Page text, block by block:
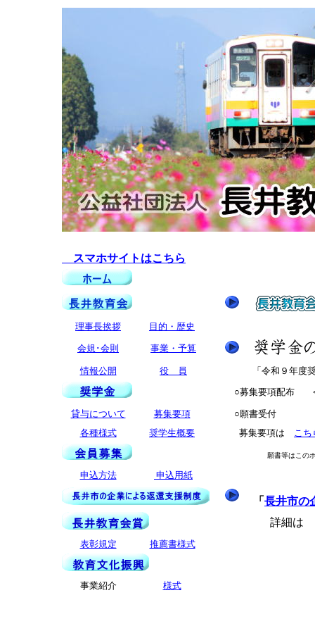
スマホサイトはこちら
理事長挨拶 目的・歴史
会規･会則 事業・予算
情報公開 役 員
「令和９年度奨学
○募集要項配布 令
貸与について 募集要項
○願書受付 令和
各種様式
奨学生概要 募集要項は こち
願書等はこのホーム
申込方法 申込用紙
「 長井市の
詳細は
表彰規定 推薦書様式
事業紹介 様式